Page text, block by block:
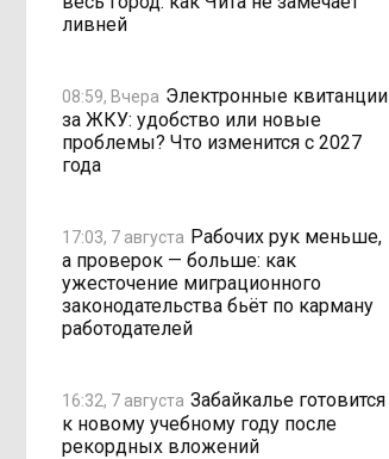
ливней
08:59, Вчера Электронные квитанции
за ЖКУ: удобство или новые
проблемы? Что изменится с 2027
года
17:03, 7 августа Рабочих рук меньше,
а проверок — больше: как
ужесточение миграционного
законодательства бьёт по карману
работодателей
16:32, 7 августа Забайкалье готовится
к новому учебному году после
рекордных вложений